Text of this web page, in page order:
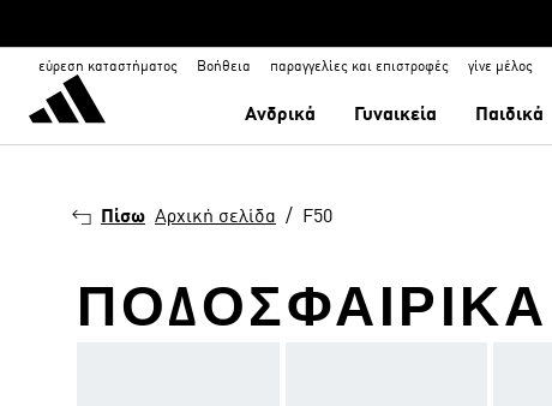
εύρεση καταστήματος Βοήθεια παραγγελίες και επιστροφές γίνε μέλος
Ανδρικά Γυναικεία Παιδικά
Πίσω Αρχική σελίδα F50